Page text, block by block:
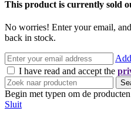
This product is currently sold
No worries! Enter your email,
back in stock.
I have read and accept the
Begin met typen om de
Sluit